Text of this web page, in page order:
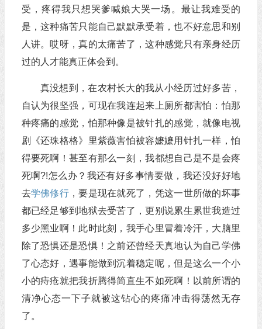
受，疼得我只想哭爹喊娘大哭一场。最让我难受的
是，这种痛苦只能自己默默承受着，也不好意思和别
人讲。哎呀，真的太痛苦了，这种感觉只有亲身经历
过的人才能真正体会到。
真没想到，在农村长大的我从小经历过好多苦，
自认为很坚强，可现在我连起来上厕所都害怕：怕那
种疼痛的感觉，怕那种像是被针扎的感觉，就像电视
剧《还珠格格》里紫薇害怕被容嬷嬷用针扎一样，怕
得要死啊！甚至有那么一刻，我都想自己是不是会疼
死啊?!怎么办？我还有好多事情要做，我还没好好地
去学佛修行 ，要是现在就死了，凭这一世所做的坏事
都已经足够到地狱去受苦了，更别说累生累世我造过
多少黑业啊！此时此刻，我手心里冒着冷汗，大脑里
除了恐惧还是恐惧！之前还曾经天真地认为自己学佛
了心态好，遇事能做到沉着稳定呢，但是这么一个小
小的痔疮就把我折腾得简直生不如死啊！以前所谓的
清净心态一下子就被这钻心的疼痛冲击得荡然无存
了。